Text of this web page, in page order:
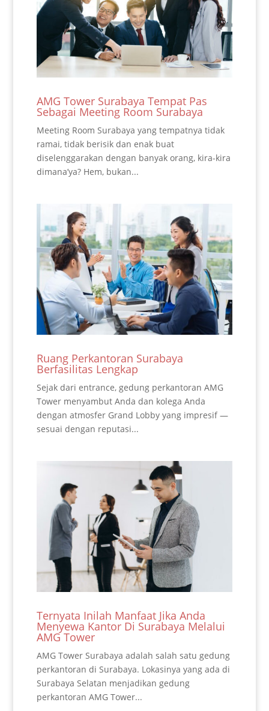
AMG Tower Surabaya Tempat Pas
Sebagai Meeting Room Surabaya
Meeting Room Surabaya yang tempatnya tidak
ramai, tidak berisik dan enak buat
diselenggarakan dengan banyak orang, kira-kira
dimana’ya? Hem, bukan...
Ruang Perkantoran Surabaya
Berfasilitas Lengkap
Sejak dari entrance, gedung perkantoran AMG
Tower menyambut Anda dan kolega Anda
dengan atmosfer Grand Lobby yang impresif —
sesuai dengan reputasi...
Ternyata Inilah Manfaat Jika Anda
Menyewa Kantor Di Surabaya Melalui
AMG Tower
AMG Tower Surabaya adalah salah satu gedung
perkantoran di Surabaya. Lokasinya yang ada di
Surabaya Selatan menjadikan gedung
perkantoran AMG Tower...